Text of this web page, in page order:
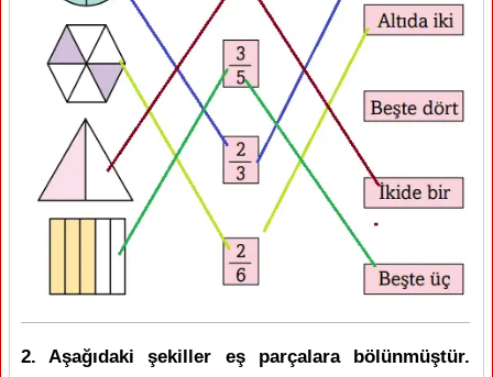
2. Aşağıdaki şekiller eş parçalara bölünmüştür.